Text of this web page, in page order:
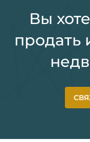
Вы
продать